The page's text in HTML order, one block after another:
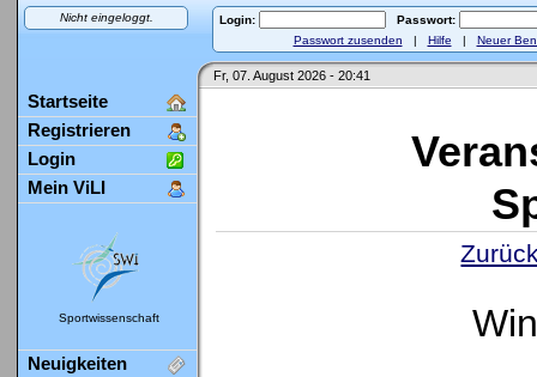
Nicht eingeloggt. Login:
Passwort:
Passwort zusenden | Hilfe | Neuer
Fr, 07. August 2026 - 20:41
Startseite
Registrieren
Login
Mein ViLI
Sportwissenschaft
Neuigkeiten